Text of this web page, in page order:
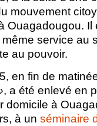
mouvement
Ouagadougou.
service au
au pouvoir.
en fin de
, a été enlevé en
domicile à
à un séminaire